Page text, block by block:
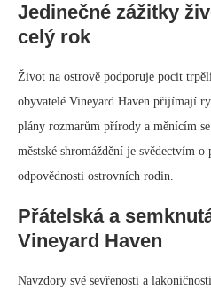
Jedinečné zážitky
celý rok
Život na ostrově podporuje pocit
obyvatelé Vineyard Haven přijímají
plány rozmarům přírody a měnícím
městské shromáždění je svědectvím
odpovědnosti ostrovních rodin.
Přátelská a
Vineyard Haven
Navzdory své sevřenosti a